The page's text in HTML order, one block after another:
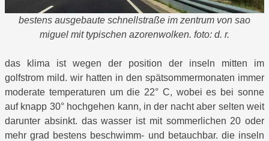
bestens ausgebaute schnellstraße im zentrum von sao
miguel mit typischen azorenwolken. foto: d. r.
das klima ist wegen der position der inseln mitten im
golfstrom mild. wir hatten in den spätsommermonaten immer
moderate temperaturen um die 22° C, wobei es bei sonne
auf knapp 30° hochgehen kann, in der nacht aber selten weit
darunter absinkt. das wasser ist mit sommerlichen 20 oder
mehr grad bestens beschwimm- und betauchbar. die inseln